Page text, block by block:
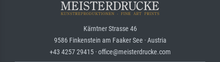
Kärntner Strasse 46
9586 Finkenstein am Faaker See · Austria
+43 4257 29415 · office@meisterdrucke.com